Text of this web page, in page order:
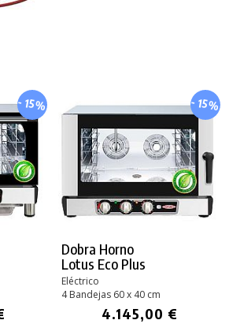
- 15% - 15%
Dobra Horno
Lotus Eco Plus
Eléctrico
4 Bandejas 60 x 40 cm
4.145,00 €